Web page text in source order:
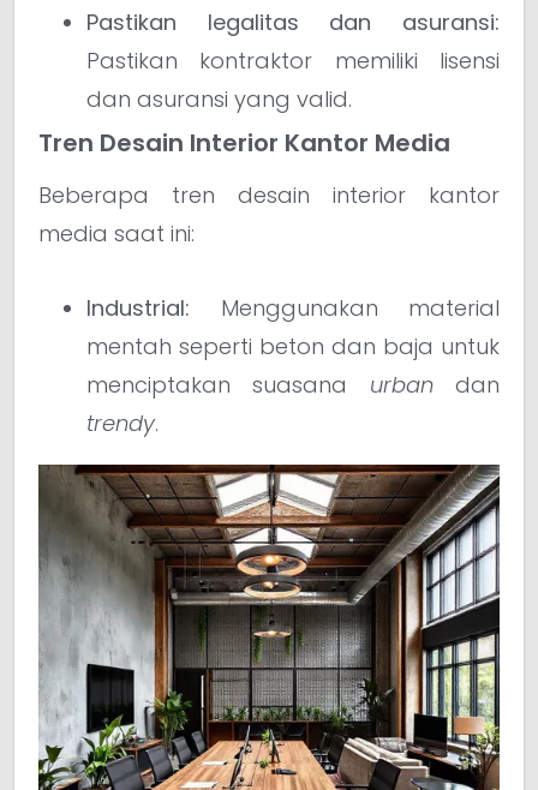
Pastikan legalitas dan asuransi:
Pastikan kontraktor memiliki lisensi
dan asuransi yang valid.
Tren Desain Interior Kantor Media
Beberapa tren desain interior kantor
media saat ini:
Industrial: Menggunakan material
mentah seperti beton dan baja untuk
menciptakan suasana urbandan
trendy.